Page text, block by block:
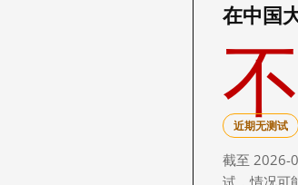
在中国
近期无测试
截至 2026-
试，情况可